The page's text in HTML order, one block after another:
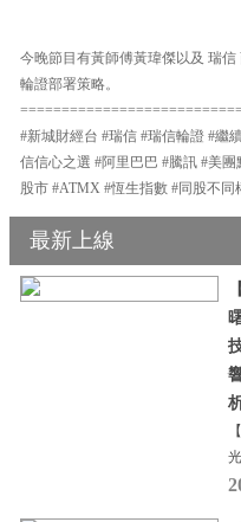
今晚節目有黃師傅黃瑋傑以及 瑞
輪證部署策略。
#新城財經台 #瑞信 #瑞信輪證 #繼
信信心之選 #阿里巴巴 #騰訊 #美
股市 #ATMX #恆生指數 #同股不同
最新上線